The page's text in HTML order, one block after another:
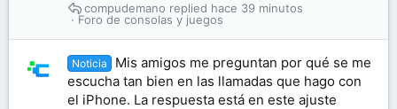
Foro de consolas y juegos
hace 39 minutos
compudemano
Noticia
Mis amigos me preguntan por qué se me
escucha tan bien en las llamadas que hago con
el iPhone. La respuesta está en este ajuste